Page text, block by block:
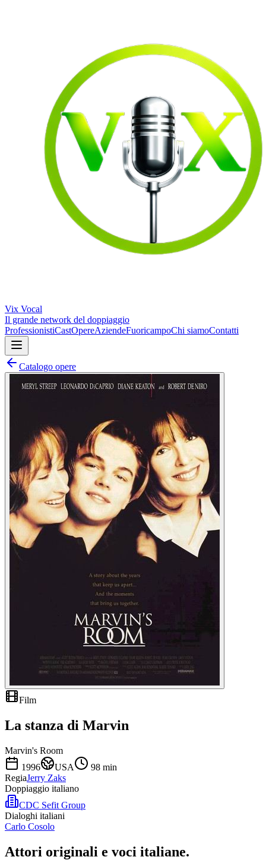
Vix Vocal
Il grande network del doppiaggio
ProfessionistiCastOpereAziendeFuoricampoChi siamoContatti
Catalogo opere
Film
La stanza di Marvin
Marvin's Room
1996
USA 98 min
RegiaJerry Zaks
Doppiaggio italiano
CDC Sefit Group
Dialoghi italiani
Carlo Cosolo
Attori originali e voci italiane.